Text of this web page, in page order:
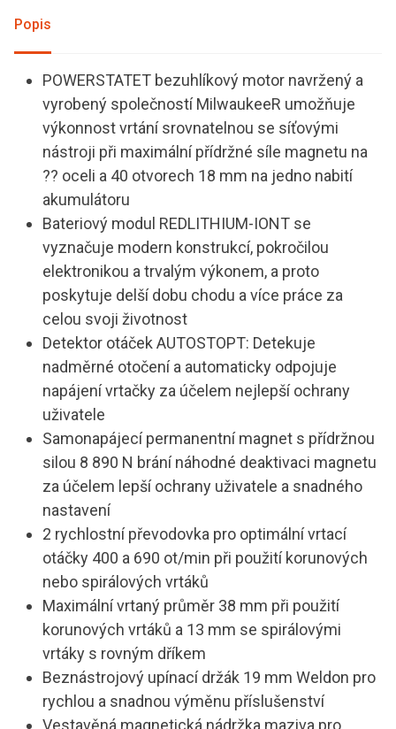
Popis
POWERSTATET bezuhlíkový motor navržený a
vyrobený společností MilwaukeeR umožňuje
výkonnost vrtání srovnatelnou se síťovými
nástroji při maximální přídržné síle magnetu na
?? oceli a 40 otvorech 18 mm na jedno nabití
akumulátoru
Bateriový modul REDLITHIUM-IONT se
vyznačuje modern konstrukcí, pokročilou
elektronikou a trvalým výkonem, a proto
poskytuje delší dobu chodu a více práce za
celou svoji životnost
Detektor otáček AUTOSTOPT: Detekuje
nadměrné otočení a automaticky odpojuje
napájení vrtačky za účelem nejlepší ochrany
uživatele
Samonapájecí permanentní magnet s přídržnou
silou 8 890 N brání náhodné deaktivaci magnetu
za účelem lepší ochrany uživatele a snadného
nastavení
2 rychlostní převodovka pro optimální vrtací
otáčky 400 a 690 ot/min při použití korunových
nebo spirálových vrtáků
Maximální vrtaný průměr 38 mm při použití
korunových vrtáků a 13 mm se spirálovými
vrtáky s rovným dříkem
Beznástrojový upínací držák 19 mm Weldon pro
rychlou a snadnou výměnu příslušenství
Vestavěná magnetická nádržka maziva pro